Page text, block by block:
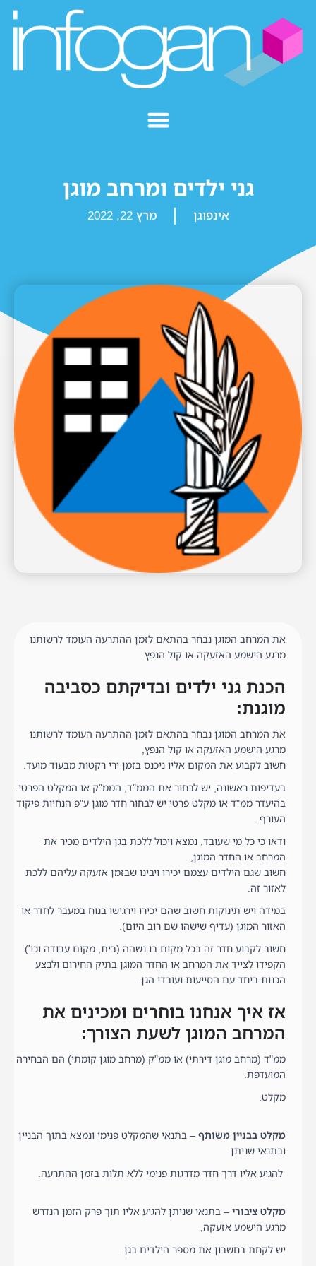
גני ילדים ומרחב מוגן
אינפוגן מרץ 22, 2022
את המרחב המוגן נבחר בהתאם לזמן ההתרעה העומד לרשותנו
מרגע הישמע האזעקה או קול הנפץ
הכנת גני ילדים ובדיקתם כסביבה
מוגנת:
את המרחב המוגן נבחר בהתאם לזמן ההתרעה העומד לרשותנו
מרגע הישמע האזעקה או קול הנפץ,
חשוב לקבוע את המקום אליו ניכנס בזמן ירי רקטות מבעוד מועד.
בעדיפות ראשונה, יש לבחור את הממ"ד, הממ"ק או המקלט הפרטי.
בהיעדר ממ"ד או מקלט פרטי יש לבחור חדר מוגן ע"פ הנחיות פיקוד
העורף.
ודאו כי כל מי שעובד, נמצא ויכול ללכת בגן הילדים מכיר את
המרחב או החדר המוגן,
חשוב שגם הילדים עצמם יכירו ויבינו שבזמן אזעקה עליהם ללכת
לאזור זה.
במידה ויש תינוקות חשוב שהם יכירו וירגישו בנוח במעבר לחדר או
האזור המוגן (עדיף שישהו שם רוב היום).
חשוב לקבוע חדר זה בכל מקום בו נשהה (בית, מקום עבודה וכו').
הקפידו לצייד את המרחב או החדר המוגן בתיק החירום ולבצע
הכנות ביחד עם הסייעות ועובדי הגן.
אז איך אנחנו בוחרים ומכינים את
המרחב המוגן לשעת הצורך:
ממ"ד (מרחב מוגן דירתי) או ממ"ק (מרחב מוגן קומתי) הם הבחירה
המועדפת.
מקלט:
מקלט בבניין משותף– בתנאי שהמקלט פנימי ונמצא בתוך הבניין
ובתנאי שניתן
להגיע אליו דרך חדר מדרגות פנימי ללא תלות בזמן ההתרעה.
מקלט ציבורי– בתנאי שניתן להגיע אליו תוך פרק הזמן הנדרש
מרגע הישמע אזעקה,
יש לקחת בחשבון את מספר הילדים בגן.